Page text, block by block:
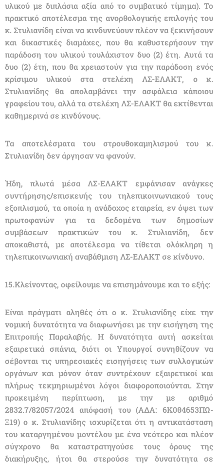
υλικού με διπλάσια αξία από το συμβατικό τίμημα). Το
πρακτικό αποτέλεσμα της ανορθολογικής επιλογής του
κ. Στυλιανίδη είναι να κινδυνεύουν πλέον να ξεκινήσουν
και δικαστικές διαμάχες, που θα καθυστερήσουν την
παράδοση του υλικού τουλάχιστον δυο (2) έτη. Αυτά τα
δυο (2) έτη, που θα χρειαστούν για την παράδοση ενός
κρίσιμου υλικού στα στελέχη ΛΣ-ΕΛΑΚΤ, ο κ.
Στυλιανίδης θα απολαμβάνει την ασφάλεια κάποιου
γραφείου του, αλλά τα στελέχη ΛΣ-ΕΛΑΚΤ θα εκτίθενται
καθημερινά σε κινδύνους.
Τα αποτελέσματα του στρουθοκαμηλισμού του κ.
Στυλιανίδη δεν άργησαν να φανούν.
Ήδη, πλωτά μέσα ΛΣ-ΕΛΑΚΤ εμφάνισαν ανάγκες
συντήρησης/επισκευής του τηλεπικοινωνιακού τους
εξοπλισμού, τα οποία η ανάδοχος εταιρεία, εν όψει των
πρωτοφανών για τα δεδομένα των δημοσίων
συμβάσεων πρακτικών του κ. Στυλιανίδη, δεν
αποκαθιστά, με αποτέλεσμα να τίθεται ολόκληρη η
τηλεπικοινωνιακή αναβάθμιση ΛΣ-ΕΛΑΚΤ σε κίνδυνο.
15.Κλείνοντας, οφείλουμε να επισημάνουμε και το εξής:
Είναι πράγματι αληθές ότι ο κ. Στυλιανίδης είχε την
νομική δυνατότητα να διαφωνήσει με την εισήγηση της
Επιτροπής Παραλαβής. Η δυνατότητα αυτή ασκείται
εξαιρετικά σπάνια, διότι οι Υπουργοί συνηθίζουν να
σέβονται τις υπηρεσιακές εισηγήσεις των συλλογικών
οργάνων και μόνον όταν συντρέχουν εξαιρετικοί και
πλήρως τεκμηριωμένοι λόγοι διαφοροποιούνται. Στην
προκειμένη περίπτωση, με την με αριθμό
2832.7/82057/2024 απόφασή του (ΑΔΑ: 6Κ0θ4653ΠΩ-
Ξ19) ο κ. Στυλιανίδης ισχυρίζεται ότι η αντικατάσταση
του καταργημένου μοντέλου με ένα νεότερο και πλέον
σύγχρονο θα καταστρατηγούσε τους όρους της
διακήρυξης, ήτοι θα στερούσε την δυνατότητα σε